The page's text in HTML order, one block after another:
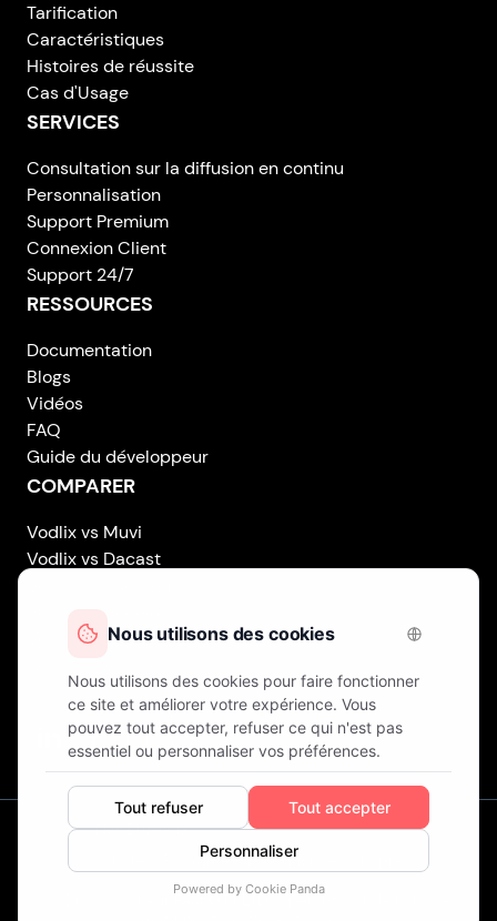
Tarification
Caractéristiques
Histoires de réussite
Cas d'Usage
SERVICES
Consultation sur la diffusion en continu
Personnalisation
Support Premium
Connexion Client
Support 24/7
RESSOURCES
Documentation
Blogs
Vidéos
FAQ
Guide du développeur
COMPARER
Vodlix vs Muvi
Vodlix vs Dacast
Vodlix vs Brightcove
Vodlix on LinkedIn
Vodlix on Facebook
Vodlix on X (Twitter)
Vodlix on Instagram
Nos Bureaux
Londres (Royaume-Uni) . Finlande . Chypre
Fast OTT LTD.Opérant sous le nom de